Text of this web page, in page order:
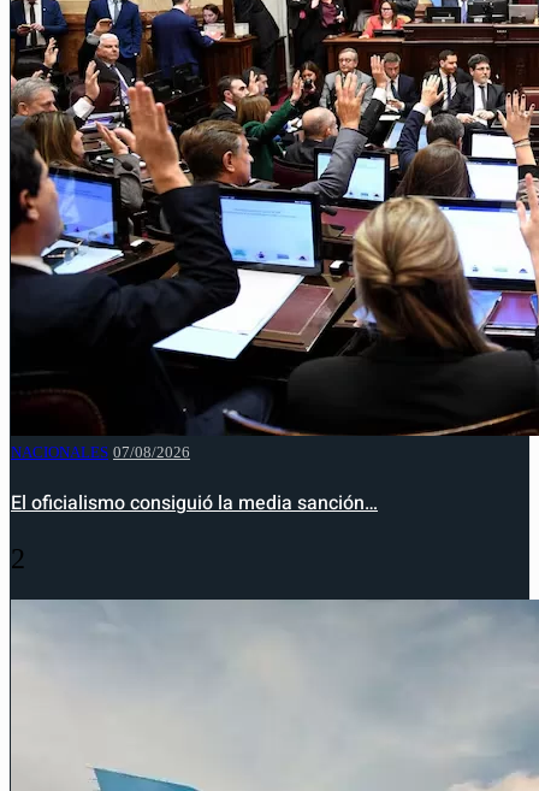
NACIONALES 07/08/2026
El oficialismo consiguió la media sanción…
2